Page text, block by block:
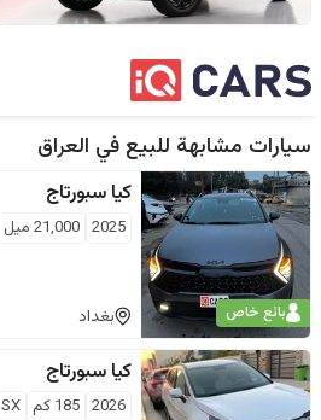
سيارات مشابهة للبيع في العراق
بائع خاص
كيا سبورتاج
2025
21,000 ميل
بغداد
كيا سبورتاج
2026
185 كم SX